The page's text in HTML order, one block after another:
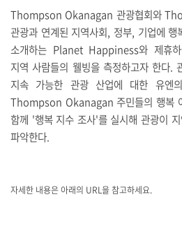
Thompson Okanagan 관광협회와
관광과 연계된 지역사회, 정부, 기업에
소개하는 Planet Happiness와 제휴
지역 사람들의 웰빙을 측정하고자 한다.
지속 가능한 관광 산업에 대한 유엔의
Thompson Okanagan 주민들의 행복
함께 '행복 지수 조사'를 실시해 관광이
파악한다.
자세한 내용은 아래의 URL을 참고하세요.